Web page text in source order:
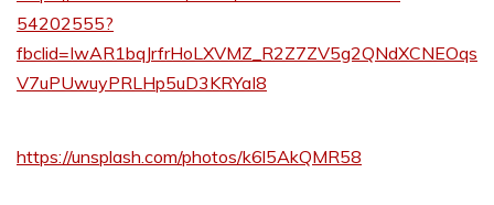
54202555?
fbclid=IwAR1bqJrfrHoLXVMZ_R2Z7ZV5g2QNdXCNEOqs
V7uPUwuyPRLHp5uD3KRYaI8
https://unsplash.com/photos/k6l5AkQMR58